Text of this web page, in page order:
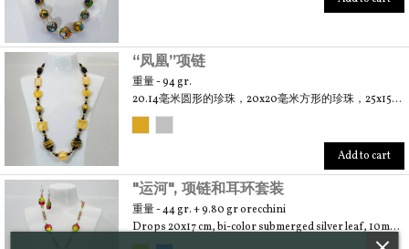
“凤凰”项链
重量 - 94 gr.
20.14毫米圆形的珍珠，20x20毫米方形的珍珠，25x15毫米矩形的珍珠，19毫米心形的珍珠，25x20毫米挤的珍珠，19x14毫米石头形的珍珠。
Add to cart
"运河", 项链和耳环套装
重量 - 44 gr. + 9.80 gr orecchini
Drops 20x17 cm, bi-color submerged silver leaf, 10mm round silver leaf. Neutral round mm6. Swarovski crystals 6mm